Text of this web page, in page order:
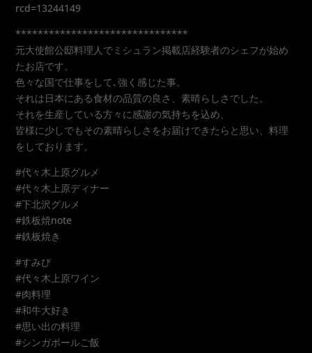
rcd=13244149
*******************************
元大使館公邸料理人でミシュラン掲載店経験者のシェフが始め
たお店です。
色々な国で仕事をして､強く感じた事。
それは日本にある食材の品質の良さ、素晴らしさでした。
それを生産している方々に感謝の気持ちを込め、
皆様に少しでもその素晴らしさをお届けできたらと思い、料理
をしております。
#代々木上原グルメ
#代々木上原ディナー
#下北沢グルメ
#鉄板焼note
#鉄板焼き
#すみび
#代々木上原ワイン
#肉料理
#和牛大好き
#思い出の料理
#シンガポールご飯